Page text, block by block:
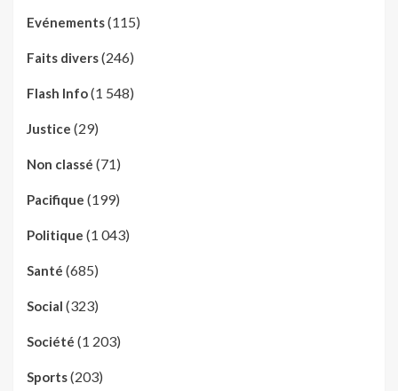
Evénements(115)
Faits divers(246)
Flash Info(1 548)
Justice (29)
Non classé (71)
Pacifique (199)
Politique (1 043)
Santé (685)
Social (323)
Société (1 203)
Sports(203)